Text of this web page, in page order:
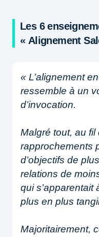
Les 6
« Alignement
« L’alignement
ressemble à un
d’invocation.
Malgré tout, au
rapprochements
d’objectifs de
relations de
qui s’apparentait
plus en plus
Majoritairement,